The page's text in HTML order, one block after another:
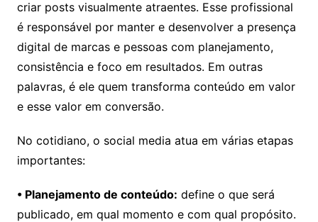
criar posts visualmente atraentes. Esse profissional
é responsável por manter e desenvolver a presença
digital de marcas e pessoas com planejamento,
consistência e foco em resultados. Em outras
palavras, é ele quem transforma conteúdo em valor
e esse valor em conversão.
No cotidiano, o social media atua em várias etapas
importantes:
• Planejamento de conteúdo: define o que será
publicado, em qual momento e com qual propósito.